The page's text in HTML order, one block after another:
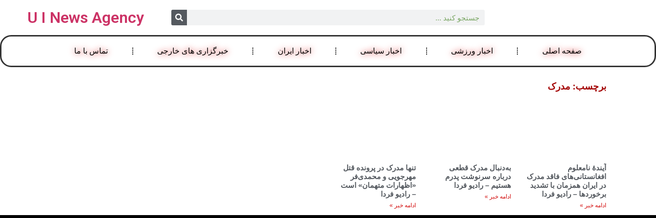
U I News Agency
صفحه اصلی اخبار ورزشی اخبار سیاسی اخبار ایران خبرگزاری های خارجی تماس با ما
برچسب: مدرک
آیندهٔ نامعلوم
افغانستانی‌های فاقد مدرک
در ایران همزمان با تشدید
برخورد‌ها – رادیو فردا
ادامه خبر »
به‌دنبال مدرک قطعی
درباره سرنوشت پدرم
هستیم – رادیو فردا
ادامه خبر »
تنها مدرک در پرونده قتل
مهرجویی و محمدی‌فر
«اظهارات متهمان» است
– رادیو فردا
ادامه خبر »